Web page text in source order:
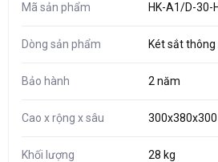
Mã sản phẩm HK-A1/D-30-
Dòng sản phẩm Két sắt
Bảo hành 2 năm
Cao x rộng x sâu
Khối lượng 28 kg